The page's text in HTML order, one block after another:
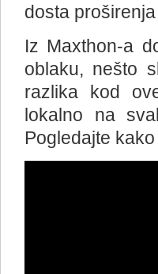
dosta
Iz Maxthon-a
oblaku, nešto
razlika kod
lokalno na
Pogledajte